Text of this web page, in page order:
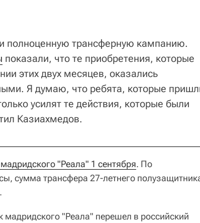
полноценную трансферную кампанию.
показали, что те приобретения, которые
этих двух месяцев, оказались
Я думаю, что ребята, которые
усилят те действия, которые были
Казиахмедов.
"Реала" 1 сентября. По
сумма трансфера 27-летнего
"Реала" перешел в российский